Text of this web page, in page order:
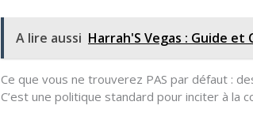
A lire aussi Harrah'S Vegas : Guide et
Ce que vous ne trouverez PAS par défaut :
C’est une politique standard pour inciter à la